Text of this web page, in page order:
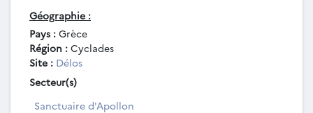
Géographie :
Pays : Grèce
Région : Cyclades
Site : Délos
Secteur(s)
Sanctuaire d'Apollon